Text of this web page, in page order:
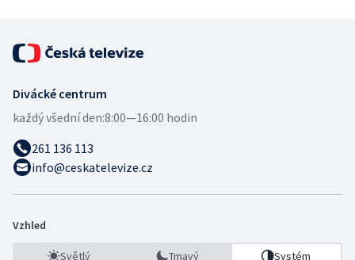
Divácké centrum
každý všední den:8:00—16:00 hodin
261 136 113
info@ceskatelevize.cz
Vzhled
Světlý Tmavý Systém